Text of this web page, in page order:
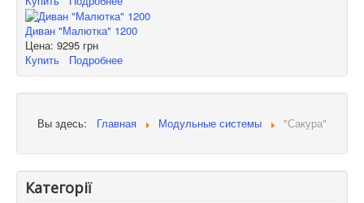
Диван "Малютка" 1200
Цена: 9295 грн
Купить
Подробнее
Вы здесь: Главная Модульные системы "Сакура"
Категорії